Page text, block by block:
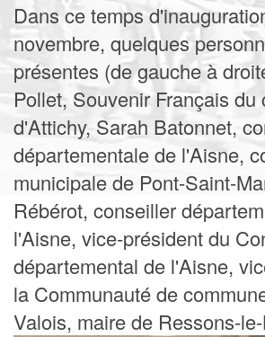
Dans ce temps
novembre, quelques
présentes (de gauche à
Pollet, Souvenir Français du
d'Attichy, Sarah Batonnet,
départementale de l'Aisne,
municipale de Pont-Saint-
Rébérot, conseiller
l'Aisne, vice-président du
départemental de l'Aisne,
la Communauté de
Valois, maire de Ressons-